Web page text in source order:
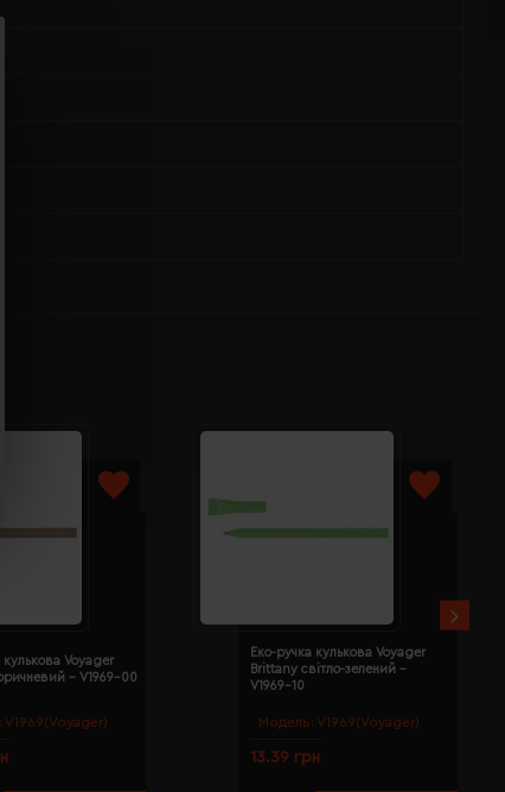
V1969(Voyager)
кулькова Voyager
- V1969-00
Модель: V1969(Voyager)
Еко-ручка кулькова Voyager
Brittany світло-зелений -
V1969-10
13.39 грн